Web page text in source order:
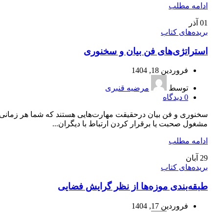
ادامه مطلب
01 آذر
بریده‌های کتاب
استراتژی‌های فن بیان و سخنوری
فروردین 18, 1404
توسط
مرضیه قنبری
0 دیدگاه
سخنوری و فن بیان درحقیقت مهارت‌هایی هستند که شما هر
مشغول صحبت یا برقرار کردن ارتباط با دیگران...
ادامه مطلب
29 آبان
بریده‌های کتاب
طبقه‌بندی موزه‌ها از نظر گرایش فضایی
فروردین 17, 1404